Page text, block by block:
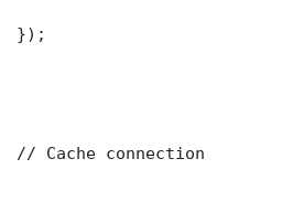
});
// Cache connection